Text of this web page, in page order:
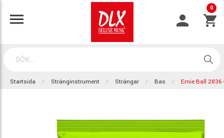
0
Startsida Stränginstrument Strängar Bas Ernie Ball 2836